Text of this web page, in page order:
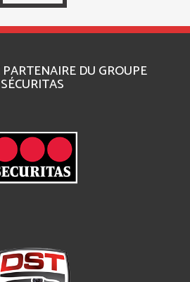
DU GROUPE
SÉCURITAS